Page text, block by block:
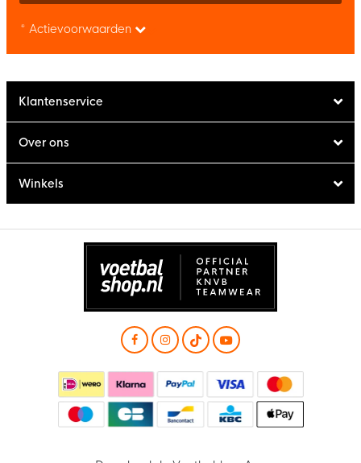
* Actievoorwaarden
Klantenservice
Over ons
Winkels